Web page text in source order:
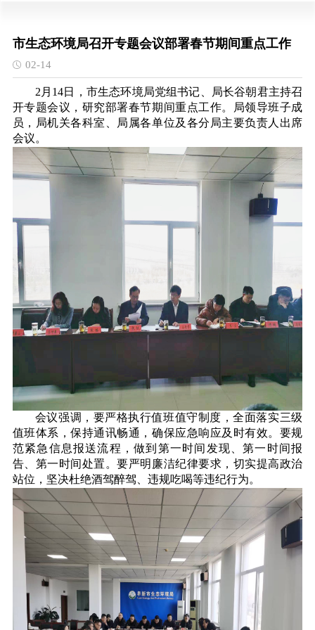
市生态环境局召开专题会议部署春节期间重点工作
02-14
2月14日，市生态环境局党组书记、局长谷朝君主持召
开专题会议，研究部署春节期间重点工作。局领导班子成
员，局机关各科室、局属各单位及各分局主要负责人出席
会议。
会议强调，要严格执行值班值守制度，全面落实三级
值班体系，保持通讯畅通，确保应急响应及时有效。要规
范紧急信息报送流程，做到第一时间发现、第一时间报
告、第一时间处置。要严明廉洁纪律要求，切实提高政治
站位，坚决杜绝酒驾醉驾、违规吃喝等违纪行为。